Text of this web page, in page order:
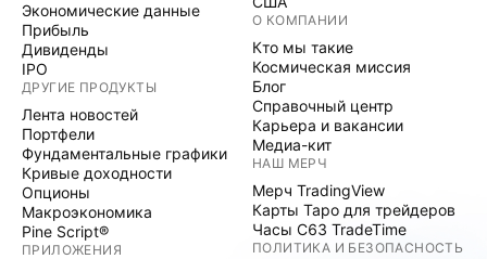
Экономические данные
Прибыль
Дивиденды
IPO
ДРУГИЕ ПРОДУКТЫ
Лента новостей
Портфели
Фундаментальные графики
Кривые доходности
Опционы
Макроэкономика
Pine Script®
ПРИЛОЖЕНИЯ
О КОМПАНИИ
Кто мы такие
Космическая миссия
Блог
Справочный центр
Карьера и вакансии
Медиа-кит
НАШ МЕРЧ
Мерч TradingView
Карты Таро для трейдеров
Часы C63 TradeTime
ПОЛИТИКА И БЕЗОПАСНОСТЬ